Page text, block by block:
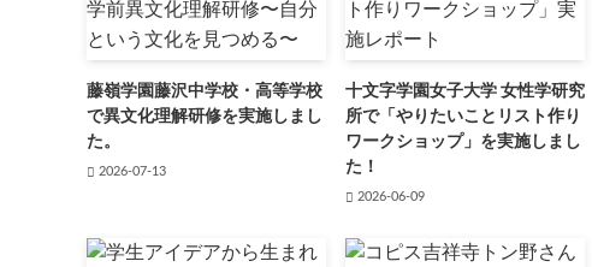
藤嶺学園藤沢中学校・高等学校
で異文化理解研修を実施しまし
た。
2026-07-13
十文字学園女子大学 女性学研究
所で「やりたいことリスト作り
ワークショップ」を実施しまし
た！
2026-06-09